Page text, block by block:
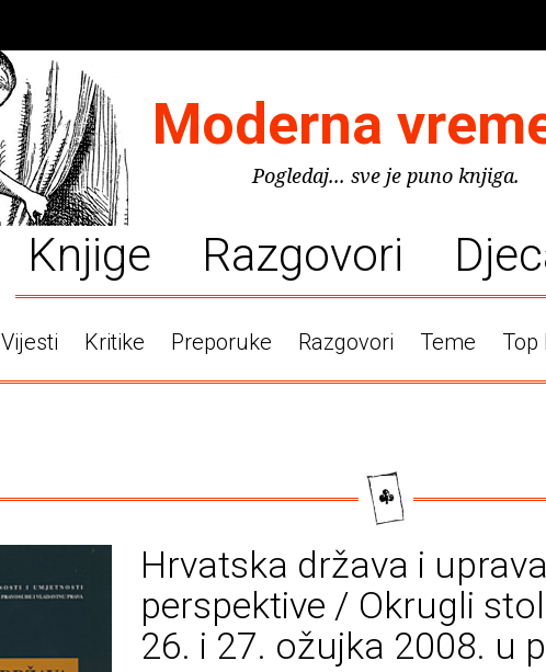
Moderna
Pogledaj... sve je puno knjiga.
Knjige Razgovori
Vijesti Kritike Preporuke Razgovori Teme Top
Hrvatska država i
perspektive / Okrugli
26. i 27. ožujka 2008. u